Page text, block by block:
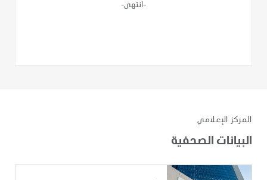
-انتهى-
المركز الإعلامي
البيانات الصحفية